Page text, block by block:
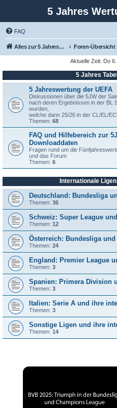
5 Jahres
FAQ
Alles zur 5 Jahreswertung / Tabelle der UEFA mit vielen Statistiken. Foren-Übersicht
Aktuelle Zeit: Do
5 Jahres
5 Jahreswertung der UEFA
Diskussionen über die 5JW der
nach deren Ergebnissen in der BL
wurden,
welche dann 25/26 in der CL/EL/
Themen: 68
FAQ und Hilfebereich zur
Downloaddaten
Fragen rund um die
und das Forum
Themen: 6
Internationale
Deutschland: Bundesliga
Themen: 36
Schweiz: Super League
Themen: 12
Österreich: Bundesliga
Themen: 24
England: Premier League
Themen: 3
Spanien: Primera Division
Themen: 3
Italien: Serie A und ihre
Themen: 3
Sonstige Ligen und ihre
Themen: 14